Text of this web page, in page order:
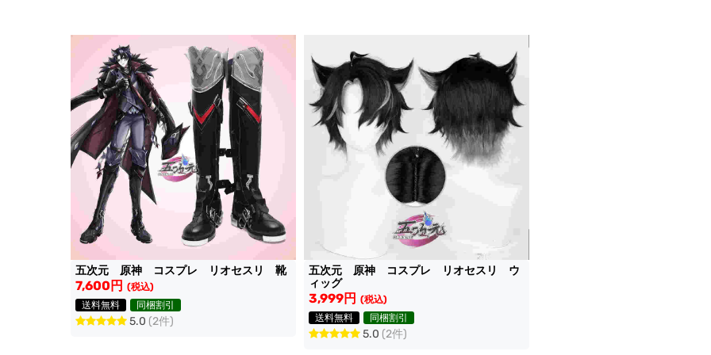
五次元 原神 コスプレ リオセスリ 靴
7,600円 (税込)
送料無料
同梱割引
5.0 (2件)
五次元 原神 コスプレ リオセスリ ウ
ィッグ
3,999円 (税込)
送料無料
同梱割引
5.0 (2件)